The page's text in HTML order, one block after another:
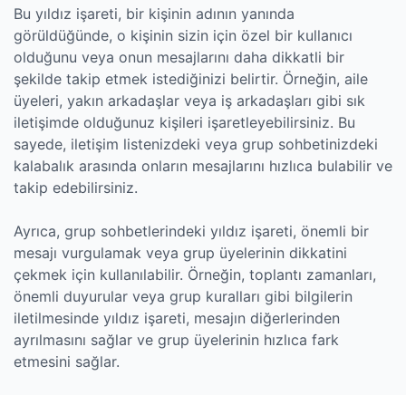
Bu yıldız işareti, bir kişinin adının yanında
görüldüğünde, o kişinin sizin için özel bir kullanıcı
olduğunu veya onun mesajlarını daha dikkatli bir
şekilde takip etmek istediğinizi belirtir. Örneğin, aile
üyeleri, yakın arkadaşlar veya iş arkadaşları gibi sık
iletişimde olduğunuz kişileri işaretleyebilirsiniz. Bu
sayede, iletişim listenizdeki veya grup sohbetinizdeki
kalabalık arasında onların mesajlarını hızlıca bulabilir ve
takip edebilirsiniz.
Ayrıca, grup sohbetlerindeki yıldız işareti, önemli bir
mesajı vurgulamak veya grup üyelerinin dikkatini
çekmek için kullanılabilir. Örneğin, toplantı zamanları,
önemli duyurular veya grup kuralları gibi bilgilerin
iletilmesinde yıldız işareti, mesajın diğerlerinden
ayrılmasını sağlar ve grup üyelerinin hızlıca fark
etmesini sağlar.